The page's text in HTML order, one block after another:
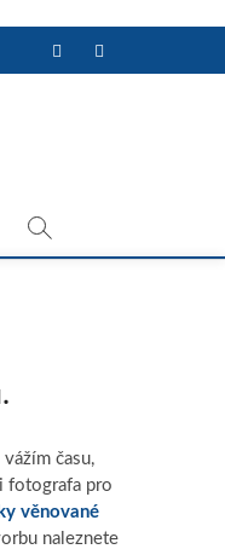
FacebookInstagram
času,
fotografa pro
věnované
naleznete